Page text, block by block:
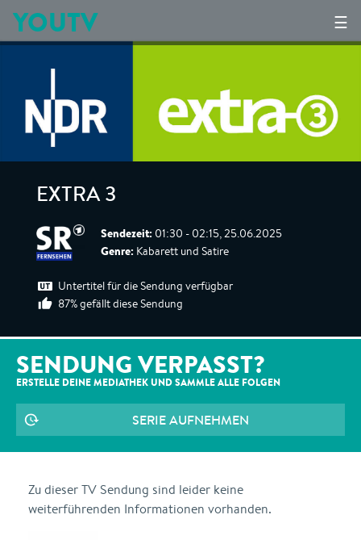
☰
YOUTV
EXTRA 3
Sendezeit: 01:30 - 02:15, 25.06.2025
Genre: Kabarett und Satire
Untertitel für die Sendung verfügbar
87% gefällt diese Sendung
SENDUNG VERPASST?
ERSTELLE DEINE MEDIATHEK UND SAMMLE ALLE FOLGEN
SERIE AUFNEHMEN
Zu dieser TV Sendung sind leider keine
weiterführenden Informationen vorhanden.